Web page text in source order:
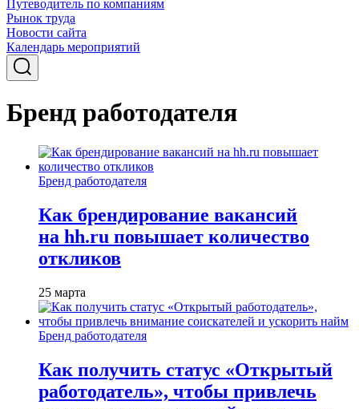
Путеводитель по компаниям
Рынок труда
Новости сайта
Календарь мероприятий
Бренд работодателя
Бренд работодателя
Как брендирование вакансий
на hh.ru повышает количество
откликов
25 марта
Бренд работодателя
Как получить статус «Открытый
работодатель», чтобы привлечь